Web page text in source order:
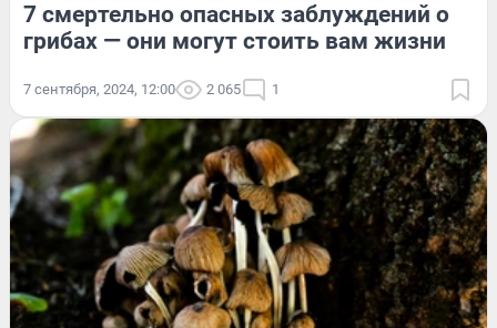
7 смертельно опасных заблуждений о
грибах — они могут стоить вам жизни
7 сентября, 2024, 12:00 2 065 1